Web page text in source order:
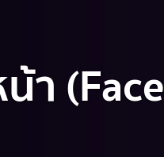
(Face